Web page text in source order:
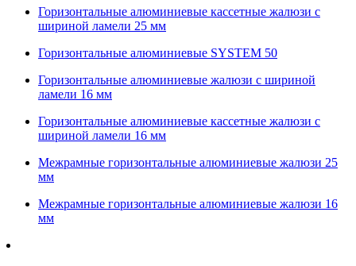
Горизонтальные алюминиевые кассетные жалюзи с
шириной ламели 25 мм
Горизонтальные алюминиевые SYSTEM 50
Горизонтальные алюминиевые жалюзи с шириной
ламели 16 мм
Горизонтальные алюминиевые кассетные жалюзи с
шириной ламели 16 мм
Межрамные горизонтальные алюминиевые жалюзи 25
мм
Межрамные горизонтальные алюминиевые жалюзи 16
мм